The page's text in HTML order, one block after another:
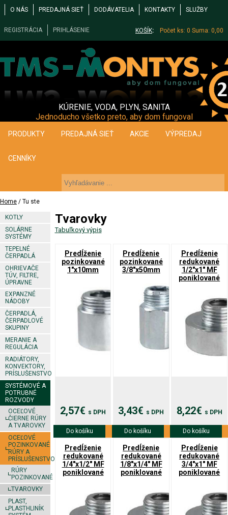
O NÁS PREDAJNÁ SIEŤ DODÁVATELIA KONTAKTY SLUŽBY
REGISTRÁCIA PRIHLÁSENIE KOŠÍK: Počet ks: 0 Suma: 0,00
KÚRENIE, VODA, PLYN, SANITA
Jednoducho všetko preto, aby dom fungoval
PRODUKTY PREDAJNÁ SIEŤ AKCIE VÝPREDAJ
CENNÍKY
Home / Tu ste
KOTLY
SOLÁRNE
SYSTÉMY
TEPELNÉ
ČERPADLÁ
OHRIEVAČE
TÚV, FILTRE,
ÚPRAVNE
EXPANZNÉ
NÁDOBY
ČERPADLÁ,
ČERPADLOVÉ
SKUPINY
MERANIE A
REGULÁCIA
RADIÁTORY,
KONVEKTORY,
PRÍSLUŠENSTVO
SYSTÉMOVÉ A
POTRUBNÉ
ROZVODY
OCEĽOVÉ
ČIERNE RÚRY
A TVAROVKY
OCEĽOVÉ
POZINKOVANÉ
RÚRY A
PRÍSLUŠENSTVO
RÚRY
POZINKOVANÉ
TVAROVKY
PLAST,
PLASTHLINÍK
Tvarovky
Tabuľkový výpis
Predĺženie
pozinkované
1"x10mm
2,57€ s DPH
Viac info
Do košíku
Predĺženie
pozinkované
3/8"x50mm
3,43€ s DPH
Viac info
Do košíku
Predĺženie
redukované
1/2"x1" MF
poniklované
8,22€ s DPH
Viac info
Do košíku
Predĺženie
redukované
1/4"x1/2" MF
poniklované
Predĺženie
redukované
1/8"x1/4" MF
poniklované
Predĺženie
redukované
3/4"x1" MF
poniklované